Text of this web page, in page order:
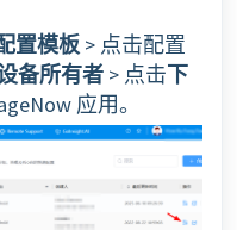
置模板 > 点击配置
备所有者 > 点击下
应用。